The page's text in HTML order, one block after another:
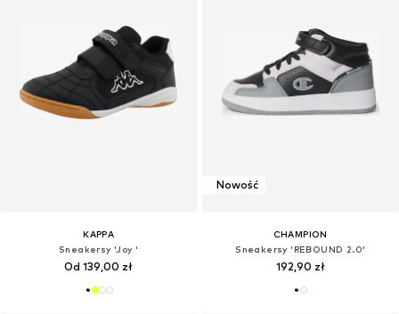
KAPPA
Sneakersy 'Joy '
Od 139,00 zł
Nowość
CHAMPION
Sneakersy 'REBOUND 2.0'
192,90 zł